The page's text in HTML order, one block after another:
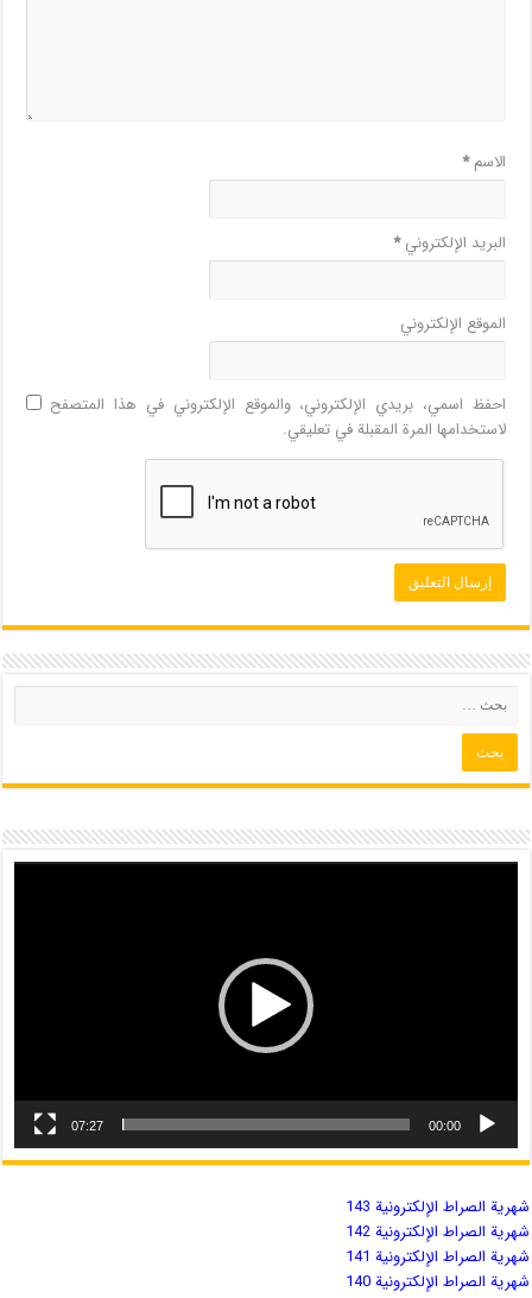
الاسم*
البريد الإلكتروني*
الموقع الإلكتروني
احفظ اسمي، بريدي الإلكتروني، والموقع الإلكتروني في هذا المتصفح
لاستخدامها المرة المقبلة في تعليقي.
00:00
07:27
شهریة الصراط الإلكترونية 143
شهریة الصراط الإلكترونية 142
شهریة الصراط الإلكترونية 141
شهریة الصراط الإلكترونية 140